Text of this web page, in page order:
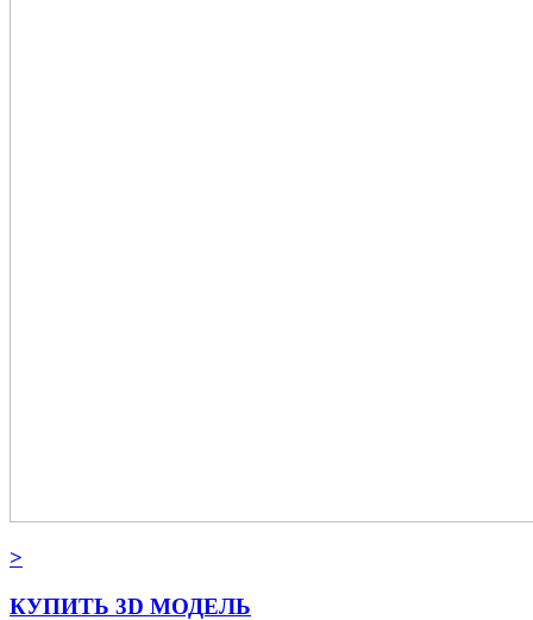
>
КУПИТЬ 3D МОДЕЛЬ